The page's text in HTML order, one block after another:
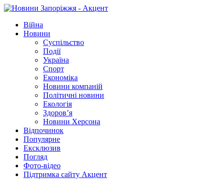
Війна
Новини
Суспільство
Події
Україна
Спорт
Економіка
Новини компаній
Політичні новини
Екологія
Здоров’я
Новини Херсона
Відпочинок
Популярне
Ексклюзив
Погляд
Фото-відео
Підтримка сайту Акцент